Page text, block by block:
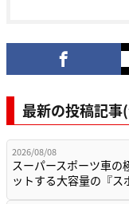
最新の投稿記事
2026/08/08
スーパースポーツ車の
ットする大容量の『